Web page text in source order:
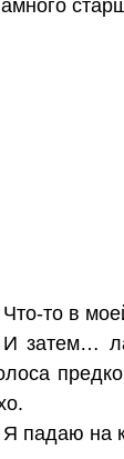
Что-то в
И затем…
Я падаю на